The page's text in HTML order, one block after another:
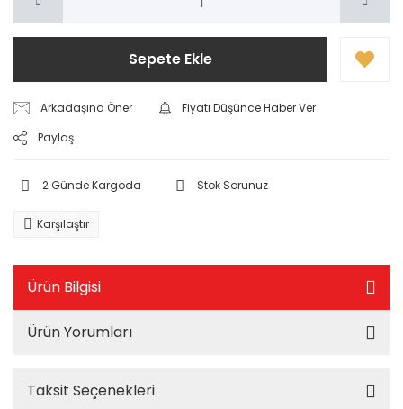
Sepete Ekle
Arkadaşına Öner
Fiyatı Düşünce Haber Ver
Paylaş
2 Günde Kargoda Stok Sorunuz
Karşılaştır
Ürün Bilgisi
Ürün Yorumları
Taksit Seçenekleri